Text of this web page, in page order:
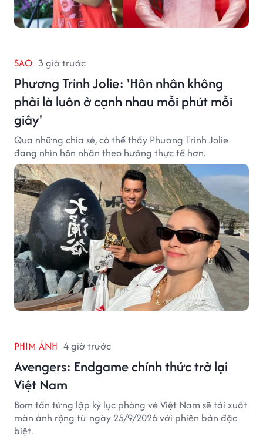
SAO 3 giờ trước
Phương Trinh Jolie: 'Hôn nhân không
phải là luôn ở cạnh nhau mỗi phút mỗi
giây'
Qua những chia sẻ, có thể thấy Phương Trinh Jolie
đang nhìn hôn nhân theo hướng thực tế hơn.
PHIM ẢNH 4 giờ trước
Avengers: Endgame chính thức trở lại
Việt Nam
Bom tấn từng lập kỷ lục phòng vé Việt Nam sẽ tái xuất
màn ảnh rộng từ ngày 25/9/2026 với phiên bản đặc
biệt.